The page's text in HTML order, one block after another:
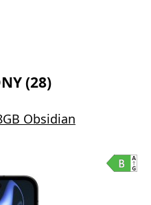
(28)
Obsidian